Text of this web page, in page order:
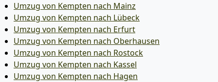
Umzug von Kempten nach Mainz
Umzug von Kempten nach Lübeck
Umzug von Kempten nach Erfurt
Umzug von Kempten nach Oberhausen
Umzug von Kempten nach Rostock
Umzug von Kempten nach Kassel
Umzug von Kempten nach Hagen